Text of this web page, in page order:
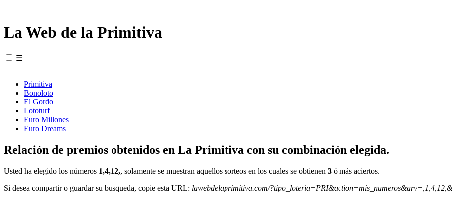
La Web de la Primitiva
☰
Primitiva
Bonoloto
El Gordo
Lototurf
Euro Millones
Euro Dreams
Relación de premios obtenidos en La Primitiva con su combinación elegida.
Usted ha elegido los números 1,4,12,, solamente se muestran aquellos sorteos en los cuales se obtienen 3 ó más aciertos.
Si desea compartir o guardar su busqueda, copie esta URL: lawebdelaprimitiva.com/